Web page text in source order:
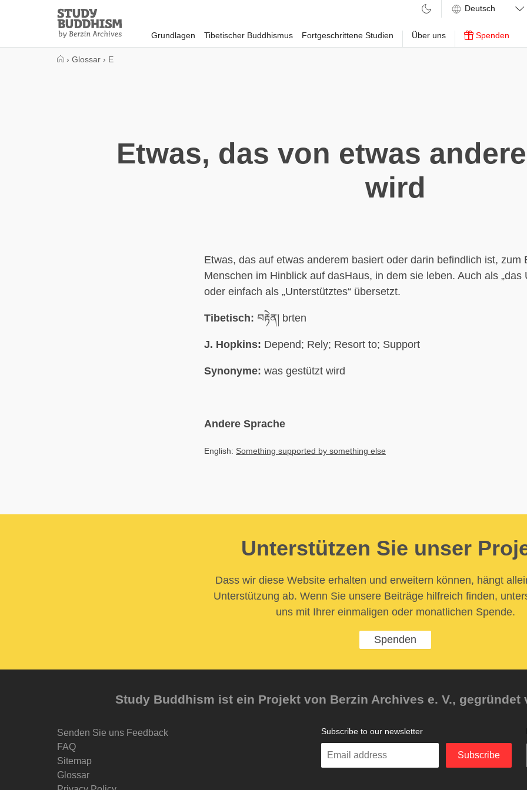
Study
Buddhism
Home
Grundlagen Tibetischer Buddhismus Fortgeschrittene Studien Über uns Spenden
› Glossar › E
Etwas, das von etwas
wird
Etwas, das auf etwas anderem basiert oder darin befindlich ist, zum
Menschen im Hinblick auf dasHaus, in dem sie leben. Auch als „das
oder einfach als „Unterstütztes“ übersetzt.
Tibetisch: བརྟེན། brten
J. Hopkins: Depend; Rely; Resort to; Support
Synonyme: was gestützt wird
Andere Sprache
English: Something supported by something else
Unterstützen Sie unser
Dass wir diese Website erhalten und erweitern können, hängt
Unterstützung ab. Wenn Sie unsere Beiträge hilfreich finden,
uns mit Ihrer einmaligen oder monatlichen Spende.
Spenden
Study Buddhism ist ein Projekt von Berzin Archives e. V., gegründet
Senden Sie uns Feedback
FAQ
Sitemap
Glossar
Subscribe to our newsletter
Enter
Subscribe